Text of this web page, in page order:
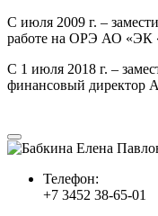
С июля 2009 г. –
работе на ОРЭ АО «ЭК
С 1 июля 2018 г. –
финансовый директор
Телефон:
+7 3452 38-65-01